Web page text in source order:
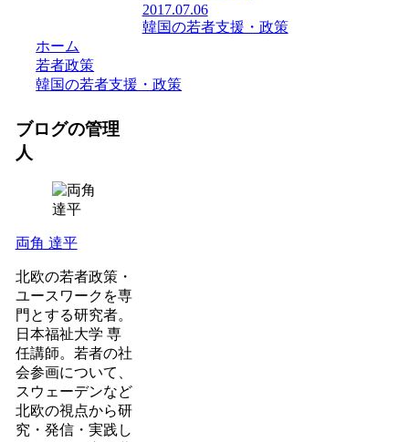
2017.07.06
韓国の若者支援・政策
ホーム
若者政策
韓国の若者支援・政策
ブログの管理
人
両角 達平
北欧の若者政策・
ユースワークを専
門とする研究者。
日本福祉大学 専
任講師。若者の社
会参画について、
スウェーデンなど
北欧の視点から研
究・発信・実践し